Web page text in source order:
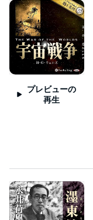
プレビューの
再生